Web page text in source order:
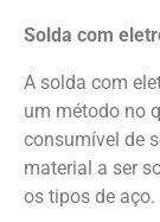
Solda com
A solda com
um método no
consumível de
material a ser
os tipos de aço.